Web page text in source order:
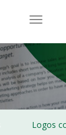
Logos